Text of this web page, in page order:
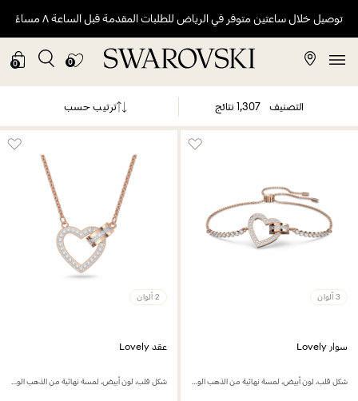
توصيل خلال ساعتين متوفر في الرياض للطلبات المقدمة قبل الساعة ٨ مساءً
0
0
التصنيف 1,307 نتائج ترتيب حسب
3 ألوان
سوار Lovely
شكل قلب، لون أبيض، لمسة نهائية من الذهب الوردي عيار 18 قيراط
2 ألوان
عقد Lovely
شكل قلب، لون أبيض، لمسة نهائية من الذهب الوردي عيار 18 قيراط